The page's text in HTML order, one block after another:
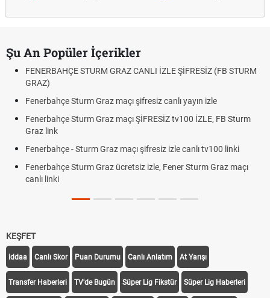
Şu An Popüler İçerikler
FENERBAHÇE STURM GRAZ CANLI İZLE ŞİFRESİZ (FB STURM
GRAZ)
Fenerbahçe Sturm Graz maçı şifresiz canlı yayın izle
Fenerbahçe Sturm Graz maçı ŞİFRESİZ tv100 İZLE, FB Sturm
Graz link
Fenerbahçe - Sturm Graz maçı şifresiz izle canlı tv100 linki
Fenerbahçe Sturm Graz ücretsiz izle, Fener Sturm Graz maçı
canlı linki
KEŞFET
iddaa Canlı Skor Puan Durumu Canlı Anlatım At Yarışı
Transfer Haberleri TV'de Bugün Süper Lig Fikstür Süper Lig Haberleri